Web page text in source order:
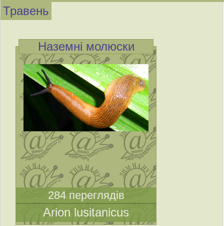
Травень
Наземні молюски
284 переглядів
Arion lusitanicus